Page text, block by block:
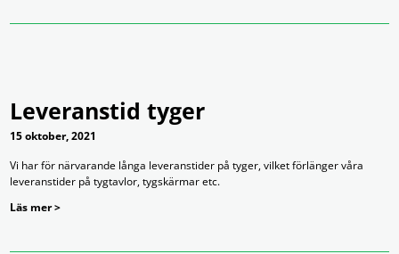
Leveranstid tyger
15 oktober, 2021
Vi har för närvarande långa leveranstider på tyger, vilket förlänger våra
leveranstider på tygtavlor, tygskärmar etc.
Läs mer >